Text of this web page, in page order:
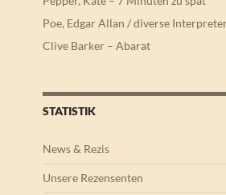
Poe, Edgar Allan / diverse
Clive Barker – Abarat
STATISTIK
News & Rezis
Unsere Rezensenten